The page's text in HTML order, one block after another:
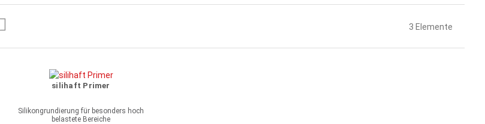
3 Elemente
silihaft Primer
Silikongrundierung für besonders hoch
belastete Bereiche